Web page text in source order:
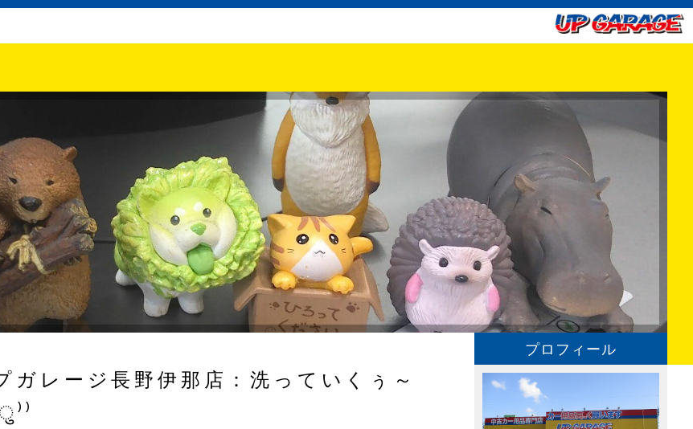
ガレージ長野伊那店：洗っていくぅ～
プロフィール